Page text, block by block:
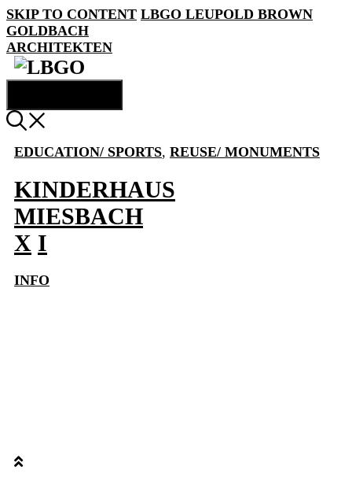
SKIP TO CONTENT LBGO LEUPOLD BROWN
GOLDBACH
ARCHITEKTEN
EDUCATION/ SPORTS, REUSE/ MONUMENTS
KINDERHAUS
MIESBACH
X I
INFO